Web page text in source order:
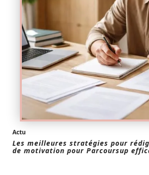
Actu
Les meilleures stratégies pour
de motivation pour Parcoursup